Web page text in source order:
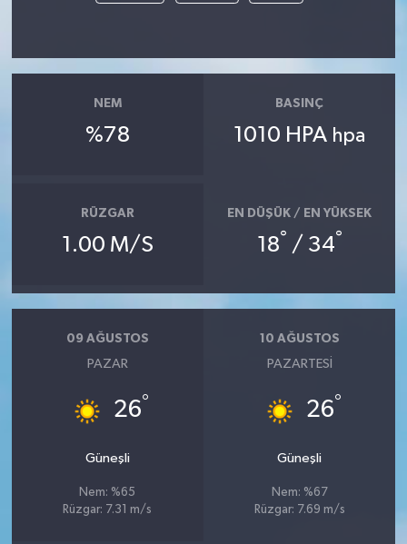
NEM
%78
BASINÇ
1010 HPA hpa
RÜZGAR
1.00 M/S
EN DÜŞÜK / EN YÜKSEK
18° / 34°
09 AĞUSTOS
PAZAR
26°
Güneşli
Nem: %65
Rüzgar: 7.31 m/s
10 AĞUSTOS
PAZARTESI
26°
Güneşli
Nem: %67
Rüzgar: 7.69 m/s